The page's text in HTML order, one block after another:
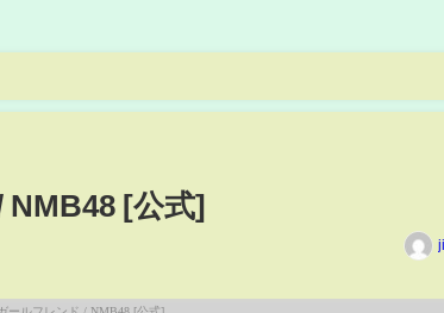
NMB48 [公式]